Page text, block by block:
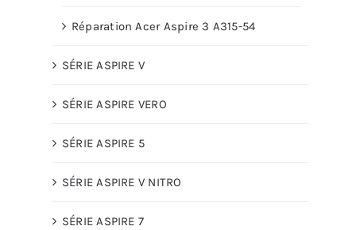
Réparation Acer Aspire 3 A315-54
SÉRIE ASPIRE V
SÉRIE ASPIRE VERO
SÉRIE ASPIRE 5
SÉRIE ASPIRE V NITRO
SÉRIE ASPIRE 7